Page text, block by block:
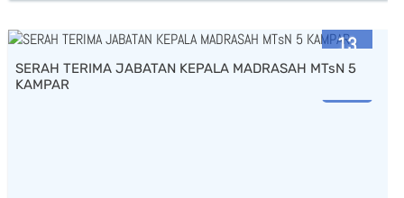
13
MAR
SERAH TERIMA JABATAN KEPALA MADRASAH MTsN 5
KAMPAR